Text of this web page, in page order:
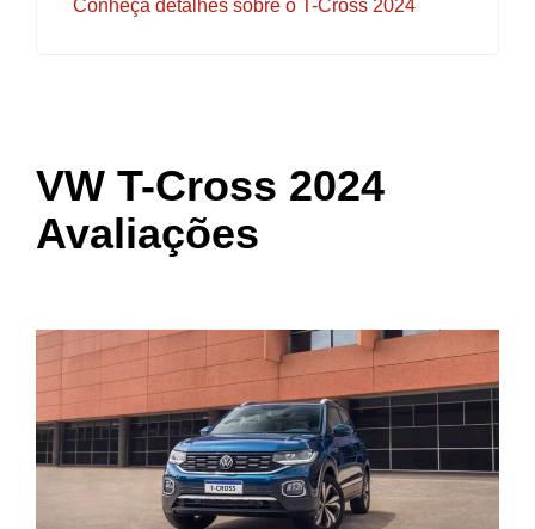
Conheça detalhes sobre o T-Cross 2024
VW T-Cross 2024
Avaliações